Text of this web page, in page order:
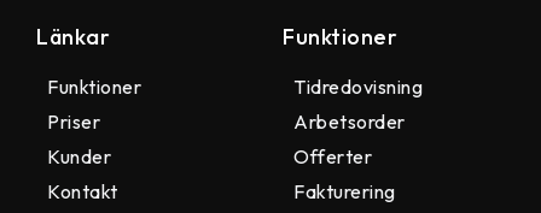
Länkar
Funktioner
Priser
Kunder
Kontakt
Funktioner
Tidredovisning
Arbetsorder
Offerter
Fakturering